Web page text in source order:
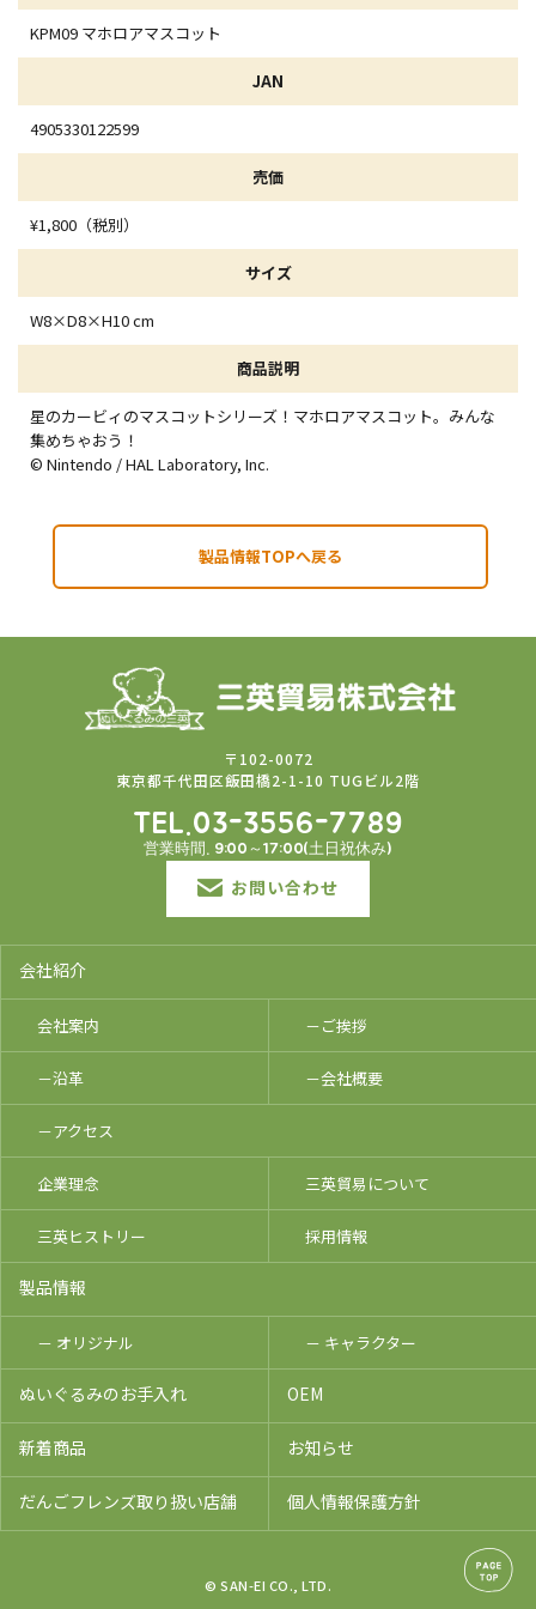
KPM09 マホロアマスコット
JAN
4905330122599
売価
¥1,800（税別）
サイズ
W8×D8×H10 cm
商品説明
星のカービィのマスコットシリーズ！マホロアマスコット。みんな
集めちゃおう！
© Nintendo / HAL Laboratory, Inc.
製品情報TOPへ戻る
〒102-0072
東京都千代田区飯田橋2-1-10 TUGビル2階
TEL.03-3556-7789
営業時間. 9:00～17:00(土日祝休み)
お問い合わせ
会社紹介
会社案内 －ご挨拶
－沿革 －会社概要
－アクセス
企業理念 三英貿易について
三英ヒストリー 採用情報
製品情報
－ オリジナル － キャラクター
ぬいぐるみのお手入れ OEM
新着商品 お知らせ
だんごフレンズ取り扱い店舗 個人情報保護方針
© SAN-EI CO., LTD.